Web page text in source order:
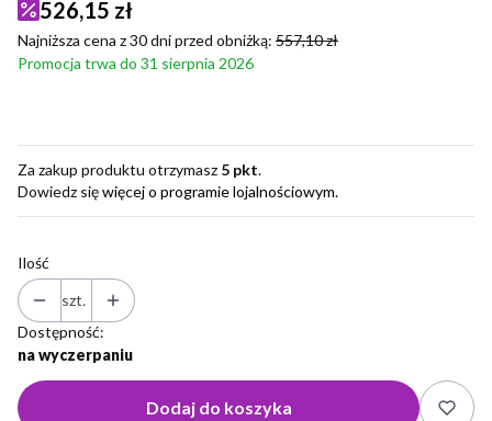
526,15 zł
Najniższa cena z 30 dni przed obniżką: 557,10 zł
Promocja trwa do 31 sierpnia 2026
Za zakup produktu otrzymasz 5 pkt.
Dowiedz sięwięcej o programie lojalnościowym.
Ilość
szt.
Dostępność:
na wyczerpaniu
Dodaj do koszyka